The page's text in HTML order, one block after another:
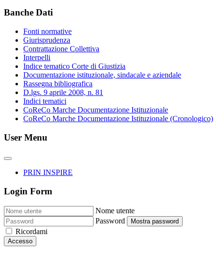
Banche Dati
Fonti normative
Giurisprudenza
Contrattazione Collettiva
Interpelli
Indice tematico Corte di Giustizia
Documentazione istituzionale, sindacale e aziendale
Rassegna bibliografica
D.lgs. 9 aprile 2008, n. 81
Indici tematici
CoReCo Marche Documentazione Istituzionale
CoReCo Marche Documentazione Istituzionale (Cronologico)
User Menu
PRIN INSPIRE
Login Form
Nome utente
Password
Mostra password
Ricordami
Accesso